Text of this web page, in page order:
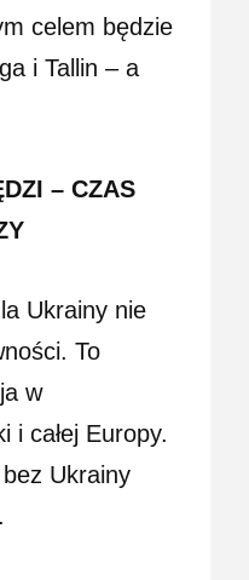
celem będzie
i Tallin – a
– CZAS
Ukrainy nie
To
w
i całej Europy.
Ukrainy